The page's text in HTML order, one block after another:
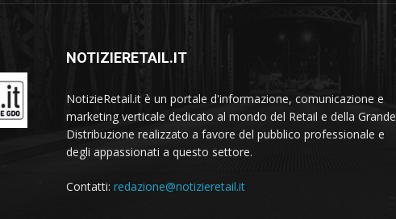
NOTIZIERETAIL.IT
NotizieRetail.it è un portale d'informazione, comunicazione e
marketing verticale dedicato al mondo del Retail e della Grande
Distribuzione realizzato a favore del pubblico professionale e
degli appassionati a questo settore.
Contatti: redazione@notizieretail.it